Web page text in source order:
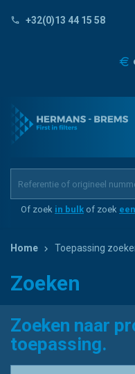
+32(0)13 44 15 58
Of zoek in bulk of zoek
Home Toepassing
Zoeken
Zoeken naar
toepassing.